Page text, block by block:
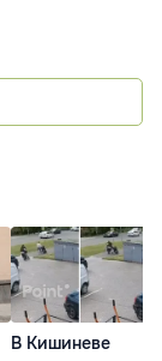
В Кишиневе